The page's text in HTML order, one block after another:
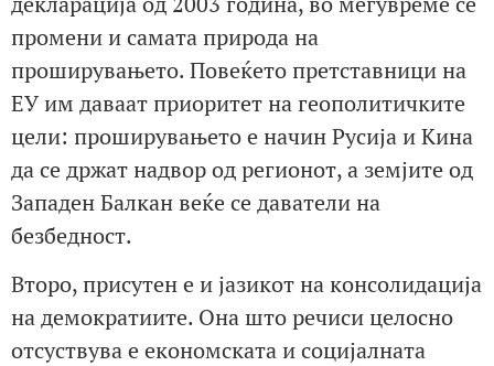
промени и самата природа на
проширувањето. Повеќето претставници на
ЕУ им даваат приоритет на геополитичките
цели: проширувањето е начин Русија и Кина
да се држат надвор од регионот, а земјите од
Западен Балкан веќе се даватели на
безбедност.
Второ, присутен е и јазикот на консолидација
на демократиите. Она што речиси целосно
отсуствува е економската и социјалната